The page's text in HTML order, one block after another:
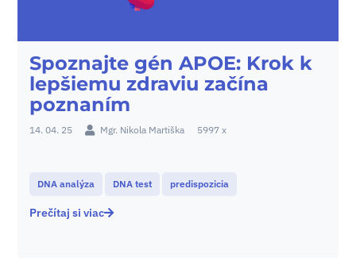
Spoznajte gén APOE: Krok k
lepšiemu zdraviu začína
poznaním
14. 04. 25 Mgr. Nikola Martiška 5997 x
DNA analýza DNA test predispozicia
Prečítaj si viac